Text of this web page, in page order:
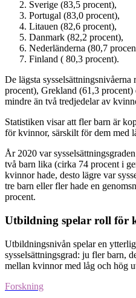
Sverige (83,5 procent),
Portugal (83,0 procent),
Litauen (82,6 procent),
Danmark (82,2 procent),
Nederländerna (80,7
Finland ( 80,3 procent).
De lägsta
procent), Grekland (61,3
mindre än två tredjedelar av
Statistiken visar att fler barn är
för kvinnor, särskilt för dem med
År 2020 var
två barn lika (cirka 74 procent i
kvinnor hade, desto lägre var
tre barn eller fler hade en
procent.
Utbildning spelar roll för
Utbildningsnivån spelar en
sysselsättningsgrad: ju fler barn,
mellan kvinnor med låg och hög
Forskning